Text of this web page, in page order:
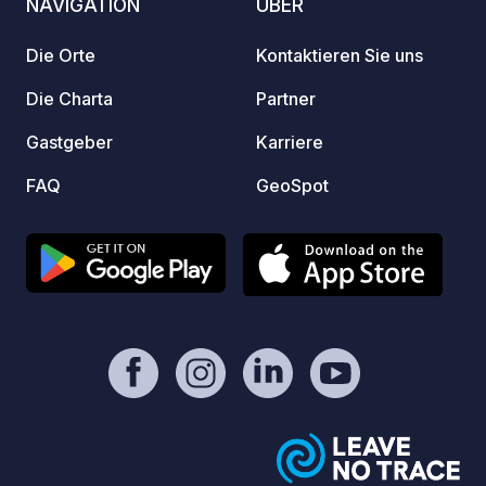
NAVIGATION
Die Orte
Die Charta
Gastgeber
FAQ
ÜBER
Kontaktieren Sie uns
Partner
Karriere
GeoSpot